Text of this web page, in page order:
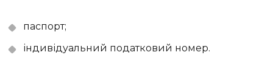
паспорт;
індивідуальний податковий номер.